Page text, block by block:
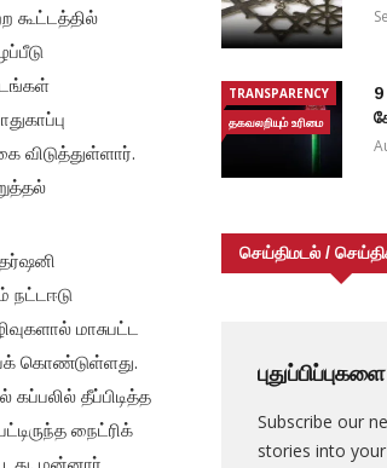
கூட்டத்தில்
விடுத்துள்ளார்.
மாசுபட்ட
கொண்டுள்ளது.
தீப்பிடித்த
நைட்ரிக்
TRANSPARENCY
தகவலறியும் உரிமை
செய்திமடல் /
Subscribe our
stories into